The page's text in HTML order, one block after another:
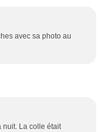
avec sa photo au
nuit. La colle était